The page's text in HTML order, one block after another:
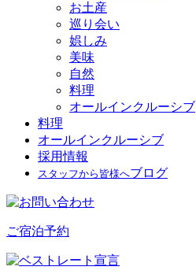
お土産
巡り会い
娯しみ
美味
自然
料理
オールインクルーシブ
料理
オールインクルーシブ
採用情報
スタッフから皆様へブログ
ご宿泊予約